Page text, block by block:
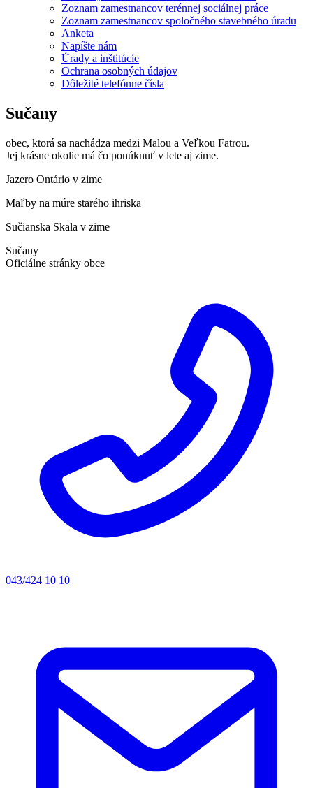
Zoznam zamestnancov terénnej sociálnej práce
Zoznam zamestnancov spoločného stavebného úradu
Anketa
Napíšte nám
Úrady a inštitúcie
Ochrana osobných údajov
Dôležité telefónne čísla
Sučany
obec, ktorá sa nachádza medzi Malou a Veľkou Fatrou.
Jej krásne okolie má čo ponúknuť v lete aj zime.
Jazero Ontário v zime
Maľby na múre starého ihriska
Sučianska Skala v zime
Sučany
Oficiálne stránky obce
043/424 10 10